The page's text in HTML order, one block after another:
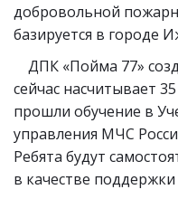
добровольной
базируется в городе
ДПК «Пойма 77»
сейчас насчитывает
прошли обучение в
управления МЧС
Ребята будут
в качестве